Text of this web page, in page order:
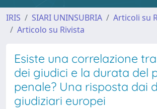
IRIS SIARI UNINSUBRIA
Articoli su
Articolo su Rivista
Esiste una correlazione
dei giudici e la durata del
penale? Una risposta dai
giudiziari europei